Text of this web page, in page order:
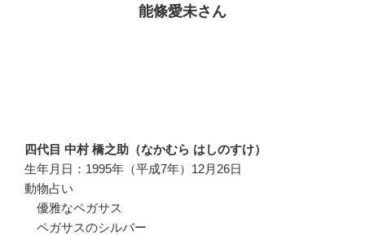
能條愛未さん
四代目 中村 橋之助（なかむら はしのすけ）
生年月日：1995年（平成7年）12月26日
動物占い
優雅なペガサス
ペガサスのシルバー